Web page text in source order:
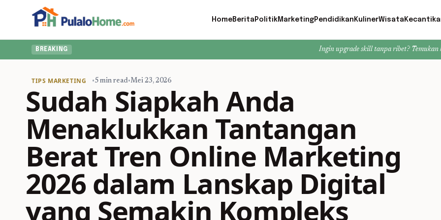
HomeBerita PolitikMarketingPendidikan KulinerWisata
BREAKING Ingin upgrade skill tanpa ribet? Temukan kelas seru dan
TIPS MARKETING •5 min read•Mei 23, 2026
Sudah Siapkah Anda
Menaklukkan Tantangan
Berat Tren Online Marketing
2026 dalam Lanskap Digital
yang Semakin Kompleks